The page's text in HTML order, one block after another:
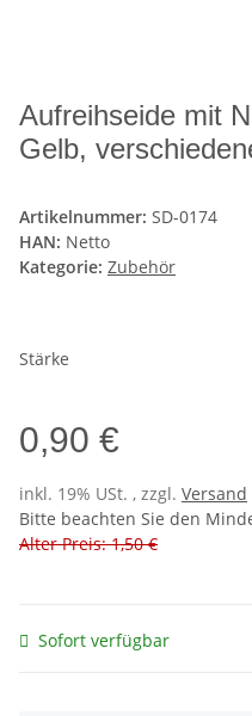
Aufreihseide mit
Gelb,
Artikelnummer: SD-0174
HAN: Netto
Kategorie: Zubehör
Stärke
0,90 €
inkl. 19% USt. , zzgl. Versand
Bitte beachten Sie den
Alter Preis: 1,50 €
Sofort verfügbar